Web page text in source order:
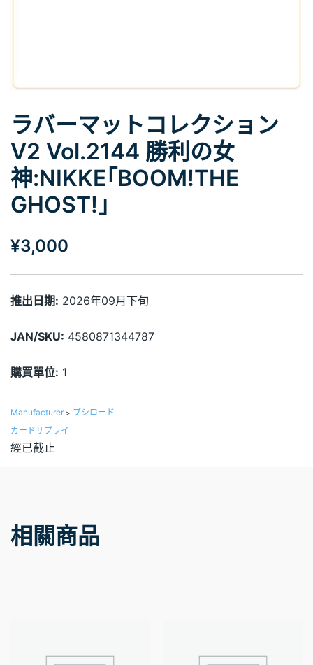
ラバーマットコレクション
V2 Vol.2144 勝利の女
神:NIKKE｢BOOM!THE
GHOST!｣
¥3,000
推出日期: 2026年09月下旬
JAN/SKU: 4580871344787
購買單位: 1
Manufacturer > ブシロード
カードサプライ
經已截止
相關商品